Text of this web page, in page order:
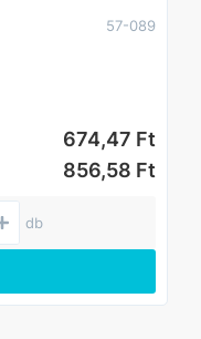
57-089
674,47 Ft
856,58 Ft
db